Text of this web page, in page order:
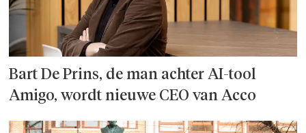
Bart De Prins, de man achter AI-tool
Amigo, wordt nieuwe CEO van Acco